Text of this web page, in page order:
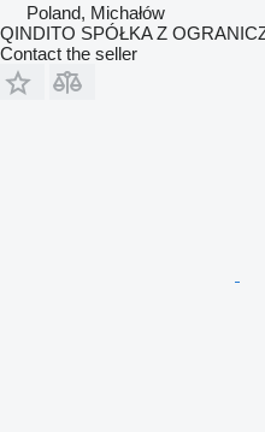
Poland, Michałów
QINDITO SPÓŁKA Z
Contact the seller